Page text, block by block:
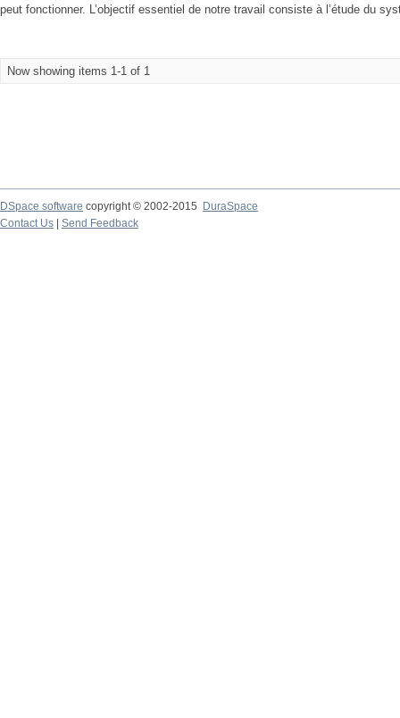
peut fonctionner. L’objectif essentiel de notre travail consiste à l’étude du
Now showing items 1-1 of 1
DSpace software copyright © 2002-2015
DuraSpace
Contact Us
Send Feedback